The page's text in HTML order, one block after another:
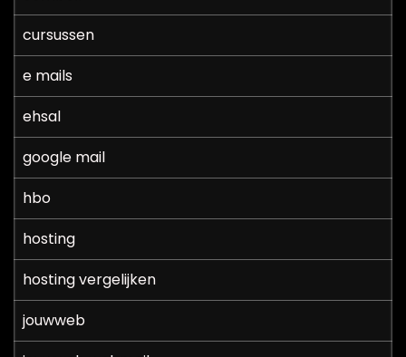
cursussen
e mails
ehsal
google mail
hbo
hosting
hosting vergelijken
jouwweb